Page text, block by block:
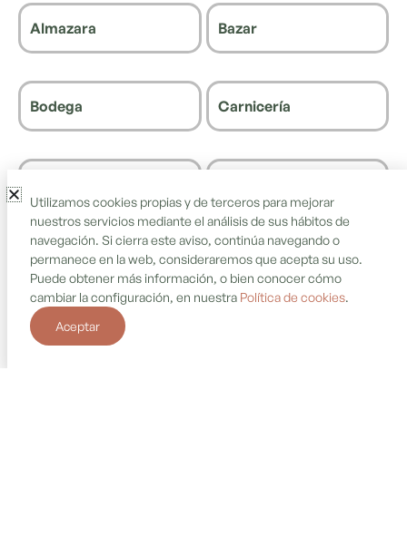
Almazara Bazar
Bodega Carnicería
Construcción Cosmética
Droguería
Utilizamos cookies propias y de terceros para mejorar
nuestros servicios mediante el análisis de sus hábitos de
navegación. Si cierra este aviso, continúa navegando o
permanece en la web, consideraremos que acepta su uso.
Puede obtener más información, o bien conocer cómo
cambiar la configuración, en nuestra Política de cookies.
Aceptar